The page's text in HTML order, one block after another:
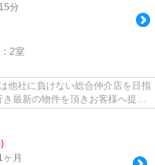
分
2室
他社に負けない総合仲介店を目指
最新の物件を頂きお客様へ提供
月